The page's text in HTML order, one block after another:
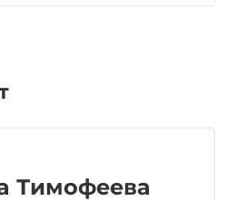
Тимофеева